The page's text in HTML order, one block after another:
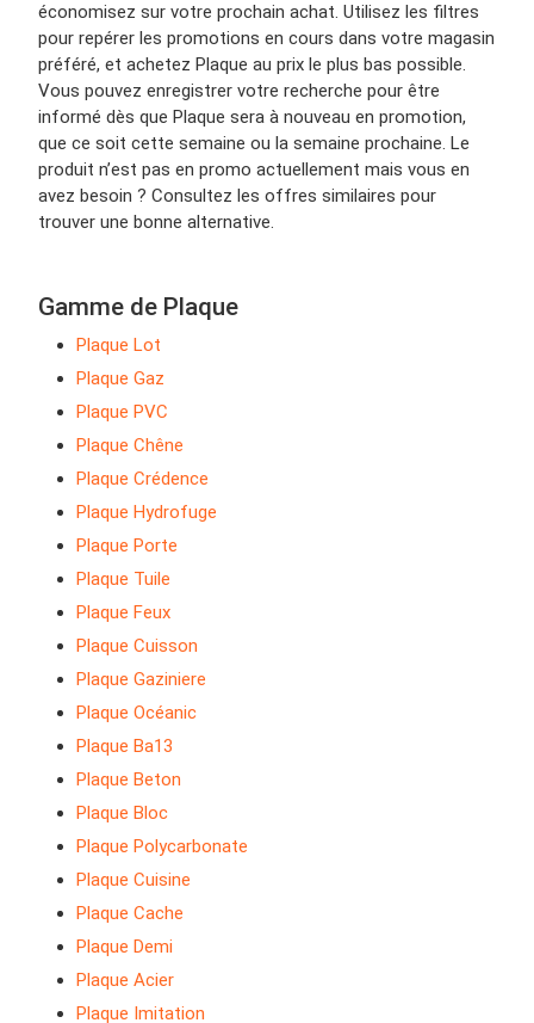
économisez sur votre prochain achat. Utilisez les filtres
pour repérer les promotions en cours dans votre magasin
préféré, et achetez Plaque au prix le plus bas possible.
Vous pouvez enregistrer votre recherche pour être
informé dès que Plaque sera à nouveau en promotion,
que ce soit cette semaine ou la semaine prochaine. Le
produit n’est pas en promo actuellement mais vous en
avez besoin ? Consultez les offres similaires pour
trouver une bonne alternative.
Gamme de Plaque
Plaque Lot
Plaque Gaz
Plaque PVC
Plaque Chêne
Plaque Crédence
Plaque Hydrofuge
Plaque Porte
Plaque Tuile
Plaque Feux
Plaque Cuisson
Plaque Gaziniere
Plaque Océanic
Plaque Ba13
Plaque Beton
Plaque Bloc
Plaque Polycarbonate
Plaque Cuisine
Plaque Cache
Plaque Demi
Plaque Acier
Plaque Imitation